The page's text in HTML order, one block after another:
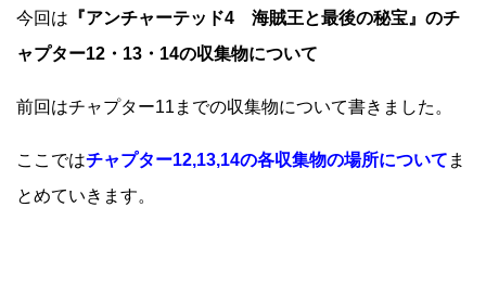
今回は 『アンチャーテッド4 海賊王と最後の秘宝』のチ
ャプター12・13・14の収集物について
前回はチャプター11までの収集物について書きました。
ここではチャプター12,13,14の各収集物の場所について ま
とめていきます。